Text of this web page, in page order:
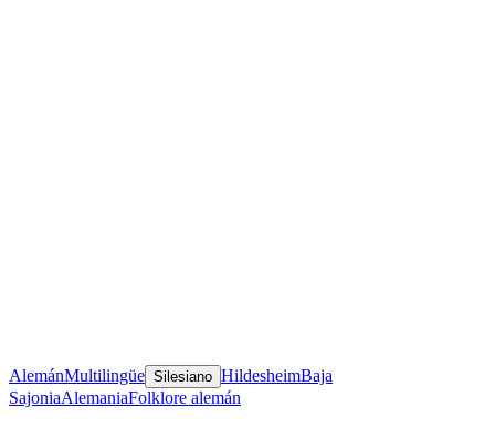
AlemánMultilingüe Silesiano HildesheimBaja
SajoniaAlemaniaFolklore alemán